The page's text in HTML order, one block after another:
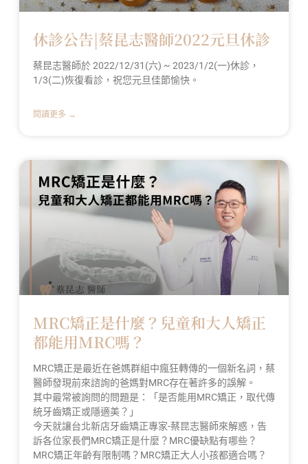
休診公告|蔡昆志醫師2022元旦休診
蔡昆志醫師於 2022/12/31(六) ~ 2023/1/2(一)休診，
1/3(二)恢復看診，祝您元旦佳節愉快。
閱讀更多 →
MRC矯正是什麼？兒童和大人矯正
都能用MRC嗎？
MRC矯正是最近在爸媽群組中瘋狂轉傳的一個新名詞，蔡
醫師發現前來諮詢的爸媽對MRC存在著許多的誤解。
其中最常被詢問的問題是：「是否能用MRC矯正，取代傳
統牙齒矯正或隱適美？」
今天就讓台北新店牙齒矯正專家-蔡昆志醫師來解惑，告
訴各位家長們MRC矯正是什麼？MRC優缺點有哪些？
MRC矯正年齡有限制嗎？MRC矯正大人小孩都適合嗎？